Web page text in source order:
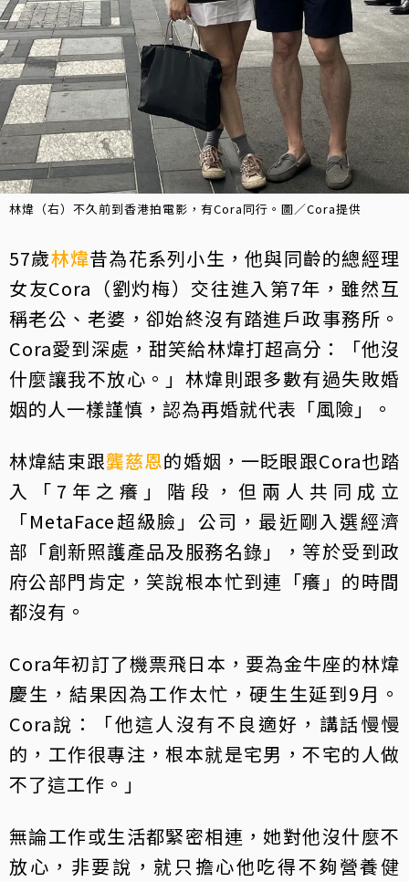
林煒（右）不久前到香港拍電影，有Cora同行。圖／Cora提供
57歲林煒昔為花系列小生，他與同齡的總經理
女友Cora（劉灼梅）交往進入第7年，雖然互
稱老公、老婆，卻始終沒有踏進戶政事務所。
Cora愛到深處，甜笑給林煒打超高分：「他沒
什麼讓我不放心。」林煒則跟多數有過失敗婚
姻的人一樣謹慎，認為再婚就代表「風險」。
林煒結束跟龔慈恩的婚姻，一眨眼跟Cora也踏
入「7年之癢」階段，但兩人共同成立
「MetaFace超級臉」公司，最近剛入選經濟
部「創新照護產品及服務名錄」，等於受到政
府公部門肯定，笑說根本忙到連「癢」的時間
都沒有。
Cora年初訂了機票飛日本，要為金牛座的林煒
慶生，結果因為工作太忙，硬生生延到9月。
Cora說：「他這人沒有不良適好，講話慢慢
的，工作很專注，根本就是宅男，不宅的人做
不了這工作。」
無論工作或生活都緊密相連，她對他沒什麼不
放心，非要說，就只擔心他吃得不夠營養健